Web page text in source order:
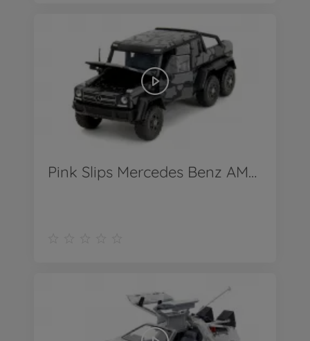
Pink Slips Mercedes Benz AMG 1:24 - Produkt Video